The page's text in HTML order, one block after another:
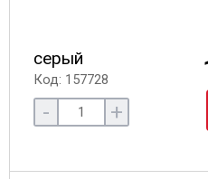
серый
Код: 157728
- +